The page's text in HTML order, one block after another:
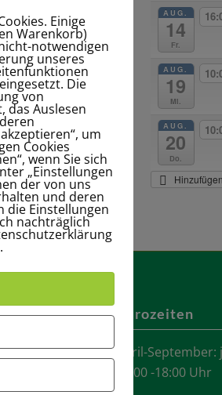
AUG.
14
Fr.
AUG.
19
Mi.
AUG.
20
Do.
Hinzufügen
Bürozeiten
April-
16.00 -18:00 Uhr
Einige
Warenkorb)
notwendigen
unseres
Die
von
das Auslesen
um
Cookies
wenn Sie sich
„Einstellungen
der von uns
und deren
die Einstellungen
nachträglich